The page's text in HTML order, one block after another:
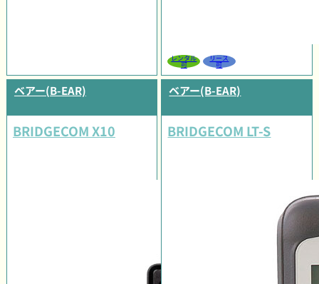
レンタル
可
リース
可
ベアー(B-EAR)
BRIDGECOM X10
ベアー(B-EAR)
BRIDGECOM LT-S